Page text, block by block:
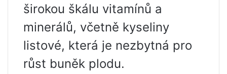
širokou škálu vitamínů a
minerálů, včetně kyseliny
listové, která je nezbytná pro
růst buněk plodu.